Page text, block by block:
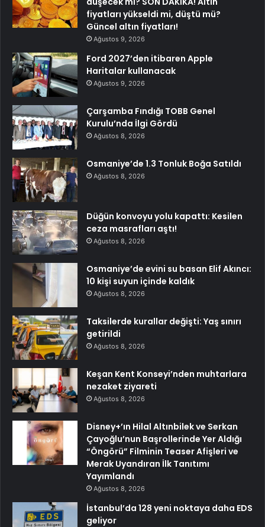
fiyatları yükseldi mi, düştü mü?
Güncel altın fiyatları!
Ağustos 9, 2026
Ford 2027’den itibaren Apple
Haritalar kullanacak
Ağustos 9, 2026
Çarşamba Fındığı TOBB Genel
Kurulu’nda İlgi Gördü
Ağustos 8, 2026
Osmaniye’de 1.3 Tonluk Boğa Satıldı
Ağustos 8, 2026
Düğün konvoyu yolu kapattı: Kesilen
ceza masrafları aştı!
Ağustos 8, 2026
Osmaniye’de evini su basan Elif Akıncı:
10 kişi suyun içinde kaldık
Ağustos 8, 2026
Taksilerde kurallar değişti: Yaş sınırı
getirildi
Ağustos 8, 2026
Keşan Kent Konseyi’nden muhtarlara
nezaket ziyareti
Ağustos 8, 2026
Disney+’ın Hilal Altınbilek ve Serkan
Çayoğlu’nun Başrollerinde Yer Aldığı
“Öngörü” Filminin Teaser Afişleri ve
Merak Uyandıran İlk Tanıtımı
Yayımlandı
Ağustos 8, 2026
İstanbul’da 128 yeni noktaya daha EDS
geliyor